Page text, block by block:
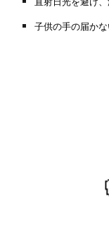
子供の手の届か